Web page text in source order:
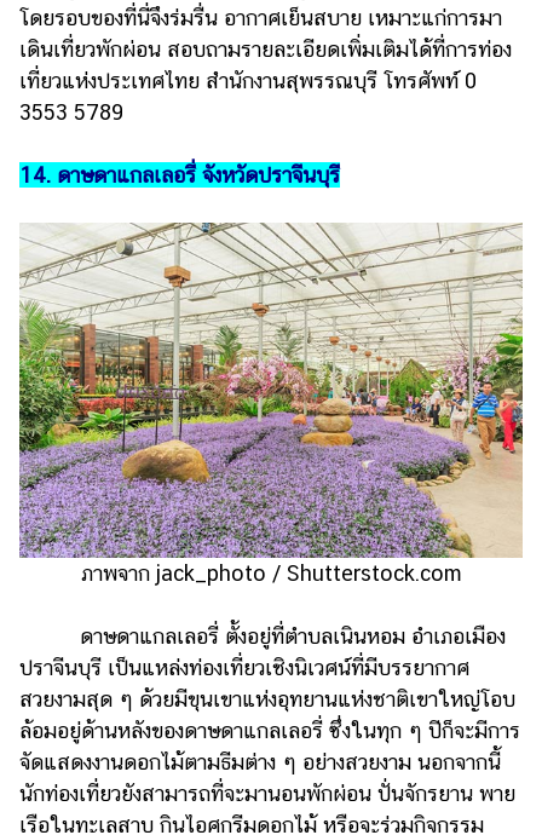
โดยรอบของที่นี่จึงร่มรื่น อากาศเย็นสบาย เหมาะแก่การมา
เดินเที่ยวพักผ่อน สอบถามรายละเอียดเพิ่มเติมได้ที่การท่อง
เที่ยวแห่งประเทศไทย สำนักงานสุพรรณบุรี โทรศัพท์ 0
3553 5789
14. ดาษดาแกลเลอรี่ จังหวัดปราจีนบุรี
ภาพจาก jack_photo / Shutterstock.com
ดาษดาแกลเลอรี่ ตั้งอยู่ที่ตำบลเนินหอม อำเภอเมือง
ปราจีนบุรี เป็นแหล่งท่องเที่ยวเชิงนิเวศน์ที่มีบรรยากาศ
สวยงามสุด ๆ ด้วยมีขุนเขาแห่งอุทยานแห่งชาติเขาใหญ่โอบ
ล้อมอยู่ด้านหลังของดาษดาแกลเลอรี่ ซึ่งในทุก ๆ ปีก็จะมีการ
จัดแสดงงานดอกไม้ตามธีมต่าง ๆ อย่างสวยงาม นอกจากนี้
นักท่องเที่ยวยังสามารถที่จะมานอนพักผ่อน ปั่นจักรยาน พาย
เรือในทะเลสาบ กินไอศกรีมดอกไม้ หรือจะร่วมกิจกรรม